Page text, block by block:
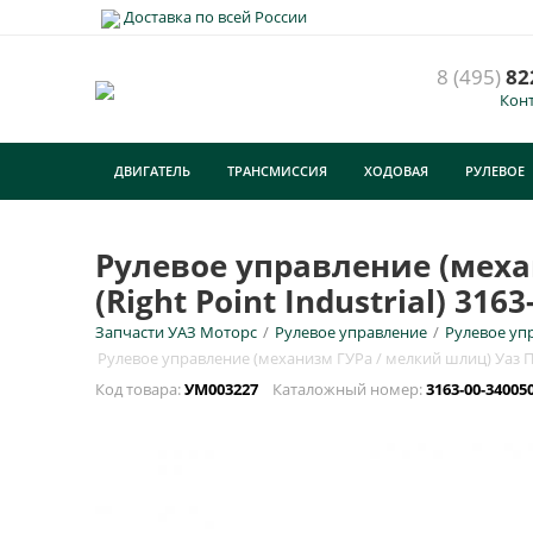
Доставка по всей России
8 (495)
ДВИГАТЕЛЬ ТРАНСМИССИЯ ХОДОВАЯ РУЛЕВОЕ
Рулевое управление
(Right Point Industrial)
Запчасти УАЗ Моторс / Рулевое управление / Рулевое
Рулевое управление (механизм ГУРа / мелкий шлиц) Уаз
Код товара:УМ003227 Каталожный номер:3163-00-